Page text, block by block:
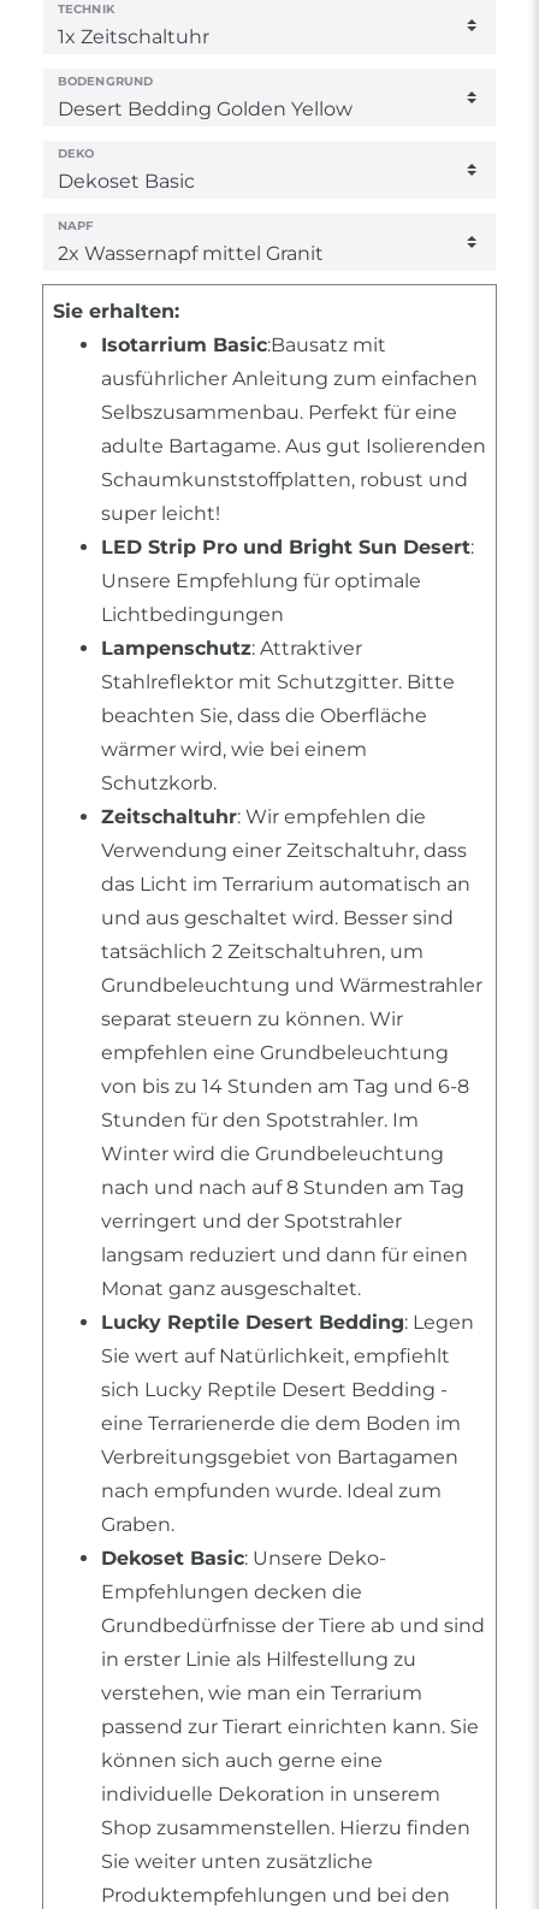
TECHNIK
BODENGRUND
DEKO
NAPF
Sie erhalten:
Isotarrium Basic:Bausatz mit
ausführlicher Anleitung zum einfachen
Selbszusammenbau. Perfekt für eine
adulte Bartagame. Aus gut Isolierenden
Schaumkunststoffplatten, robust und
super leicht!
LED Strip Pro und Bright Sun Desert:
Unsere Empfehlung für optimale
Lichtbedingungen
Lampenschutz: Attraktiver
Stahlreflektor mit Schutzgitter. Bitte
beachten Sie, dass die Oberfläche
wärmer wird, wie bei einem
Schutzkorb.
Zeitschaltuhr: Wir empfehlen die
Verwendung einer Zeitschaltuhr, dass
das Licht im Terrarium automatisch an
und aus geschaltet wird. Besser sind
tatsächlich 2 Zeitschaltuhren, um
Grundbeleuchtung und Wärmestrahler
separat steuern zu können. Wir
empfehlen eine Grundbeleuchtung
von bis zu 14 Stunden am Tag und 6-8
Stunden für den Spotstrahler. Im
Winter wird die Grundbeleuchtung
nach und nach auf 8 Stunden am Tag
verringert und der Spotstrahler
langsam reduziert und dann für einen
Monat ganz ausgeschaltet.
Lucky Reptile Desert Bedding: Legen
Sie wert auf Natürlichkeit, empfiehlt
sich Lucky Reptile Desert Bedding -
eine Terrarienerde die dem Boden im
Verbreitungsgebiet von Bartagamen
nach empfunden wurde. Ideal zum
Graben.
Dekoset Basic: Unsere Deko-
Empfehlungen decken die
Grundbedürfnisse der Tiere ab und sind
in erster Linie als Hilfestellung zu
verstehen, wie man ein Terrarium
passend zur Tierart einrichten kann. Sie
können sich auch gerne eine
individuelle Dekoration in unserem
Shop zusammenstellen. Hierzu finden
Sie weiter unten zusätzliche
Produktempfehlungen und bei den